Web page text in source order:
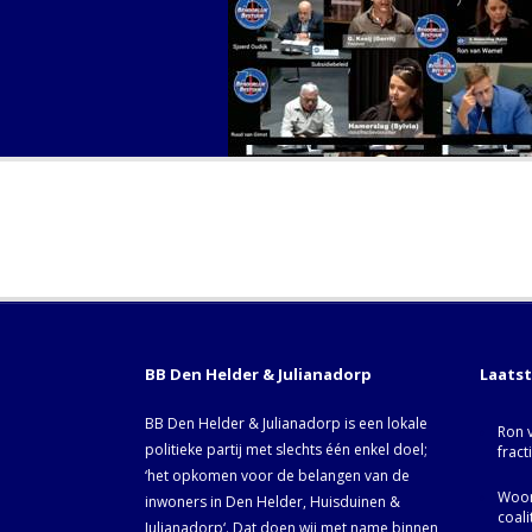
BB Den Helder & Julianadorp
BB Den Helder & Julianadorp is een lokale
politieke partij met slechts één enkel doel;
‘het opkomen voor de belangen van de
inwoners in Den Helder, Huisduinen &
Julianadorp‘. Dat doen wij met name binnen
Ron